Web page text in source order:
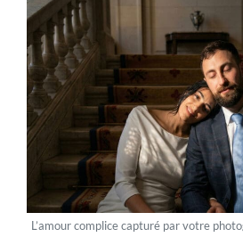
L’amour complice capturé par votre